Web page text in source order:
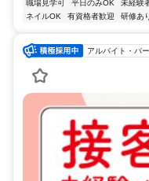
職場見学可 平日のみOK 未経験
ネイルOK
有資格者歓迎 研修あ
アルバイト・パ